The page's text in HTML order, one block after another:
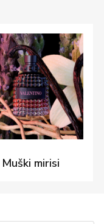
Muški mirisi